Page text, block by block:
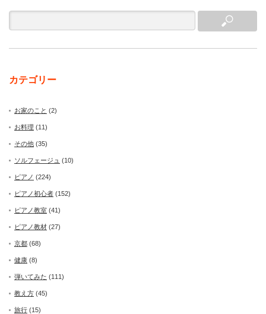
カテゴリー
お家のこと (2)
お料理 (11)
その他 (35)
ソルフェージュ (10)
ピアノ (224)
ピアノ初心者 (152)
ピアノ教室 (41)
ピアノ教材 (27)
京都 (68)
健康 (8)
弾いてみた (111)
教え方 (45)
旅行 (15)